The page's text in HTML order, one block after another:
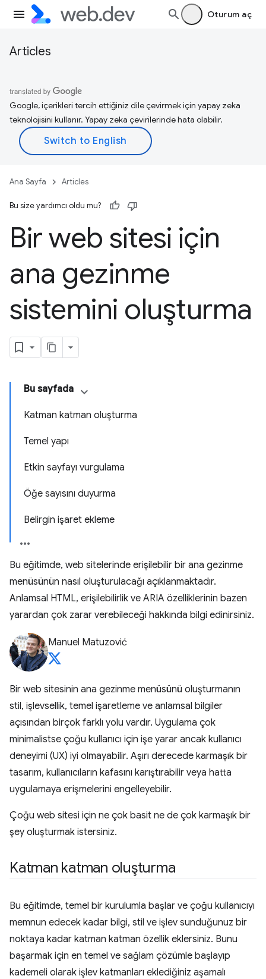
Oturum aç
Articles
Google, içerikleri tercih ettiğiniz dile çevirmek için yapay zeka
teknolojisini kullanır. Yapay zeka çevirilerinde hata olabilir.
Ana Sayfa Articles
Bu size yardımcı oldu mu?
Bir web sitesi için
ana gezinme
sistemini oluşturma
Bu sayfada
Katman katman oluşturma
Temel yapı
Etkin sayfayı vurgulama
Öğe sayısını duyurma
Belirgin işaret ekleme
Bu eğitimde, web sitelerinde erişilebilir bir ana gezinme
menüsünün nasıl oluşturulacağı açıklanmaktadır.
Anlamsal HTML, erişilebilirlik ve ARIA özelliklerinin bazen
yarardan çok zarar verebileceği hakkında bilgi edinirsiniz.
Manuel Matuzović
Bir web sitesinin ana gezinme menüsünü oluşturmanın
stil, işlevsellik, temel işaretleme ve anlamsal bilgiler
açısından birçok farklı yolu vardır. Uygulama çok
minimalistse çoğu kullanıcı için işe yarar ancak kullanıcı
deneyimi (UX) iyi olmayabilir. Aşırı derecede karmaşık bir
tasarım, kullanıcıların kafasını karıştırabilir veya hatta
uygulamaya erişmelerini engelleyebilir.
Çoğu web sitesi için ne çok basit ne de çok karmaşık bir
şey oluşturmak istersiniz.
Katman katman oluşturma
Bu eğitimde, temel bir kurulumla başlar ve çoğu kullanıcıyı
memnun edecek kadar bilgi, stil ve işlev sunduğunuz bir
noktaya kadar katman katman özellik eklersiniz. Bunu
başarmak için en temel ve sağlam çözümle başlayıp
kademeli olarak işlev katmanları eklediğiniz aşamalı